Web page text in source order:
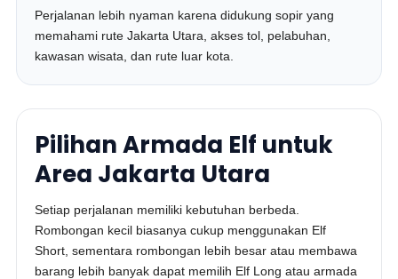
Perjalanan lebih nyaman karena didukung sopir yang
memahami rute Jakarta Utara, akses tol, pelabuhan,
kawasan wisata, dan rute luar kota.
Pilihan Armada Elf untuk
Area Jakarta Utara
Setiap perjalanan memiliki kebutuhan berbeda.
Rombongan kecil biasanya cukup menggunakan Elf
Short, sementara rombongan lebih besar atau membawa
barang lebih banyak dapat memilih Elf Long atau armada